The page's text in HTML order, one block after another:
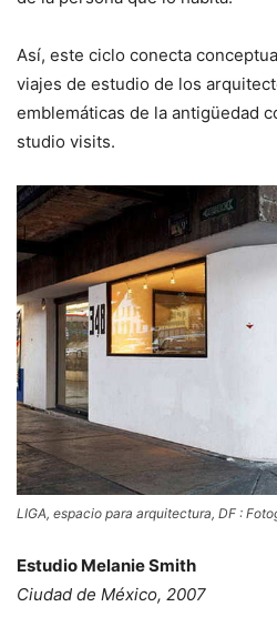
Así, este ciclo conecta
viajes de estudio de los
emblemáticas de la antigüedad
studio visits.
LIGA, espacio para arquitectura, DF :
Estudio Melanie Smith
Ciudad de México, 2007